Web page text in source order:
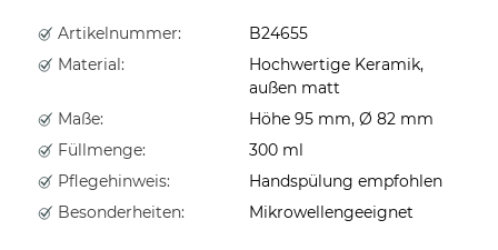
Artikelnummer:
B24655
Material:
Hochwertige Keramik,
außen matt
Maße:
Höhe 95 mm, Ø 82 mm
Füllmenge:
300 ml
Pflegehinweis:
Handspülung empfohlen
Besonderheiten:
Mikrowellengeeignet